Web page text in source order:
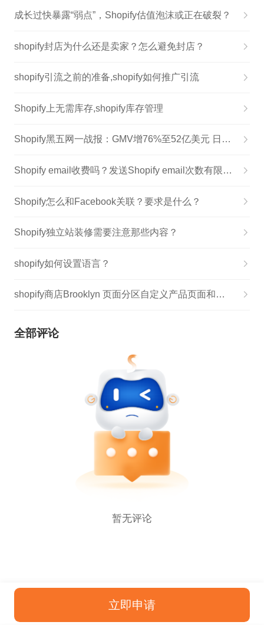
成长过快暴露“弱点”，Shopify估值泡沫或正在破裂？
shopify封店为什么还是卖家？怎么避免封店？
shopify引流之前的准备,shopify如何推广引流
Shopify上无需库存,shopify库存管理
Shopify黑五网一战报：GMV增76%至52亿美元 日本增幅最大
Shopify email收费吗？发送Shopify email次数有限制吗？
Shopify怎么和Facebook关联？要求是什么？
Shopify独立站装修需要注意那些内容？
shopify如何设置语言？
shopify商店Brooklyn 页面分区自定义产品页面和产品推荐步骤
全部评论
暂无评论
立即申请